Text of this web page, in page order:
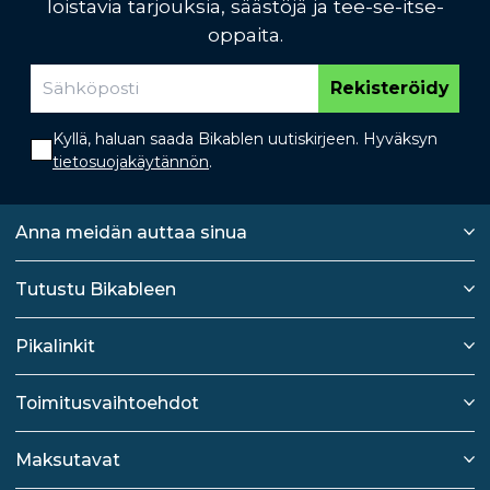
loistavia tarjouksia, säästöjä ja tee-se-itse-
oppaita.
Rekisteröidy
Kyllä, haluan saada Bikablen uutiskirjeen. Hyväksyn
tietosuojakäytännön.
Anna meidän auttaa sinua
Tutustu Bikableen
Pikalinkit
Toimitusvaihtoehdot
Maksutavat